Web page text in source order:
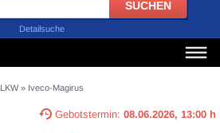
Detailsuche
LKW» Iveco-Magirus
Gebotstermin: 08.06.2026, 13:00 h